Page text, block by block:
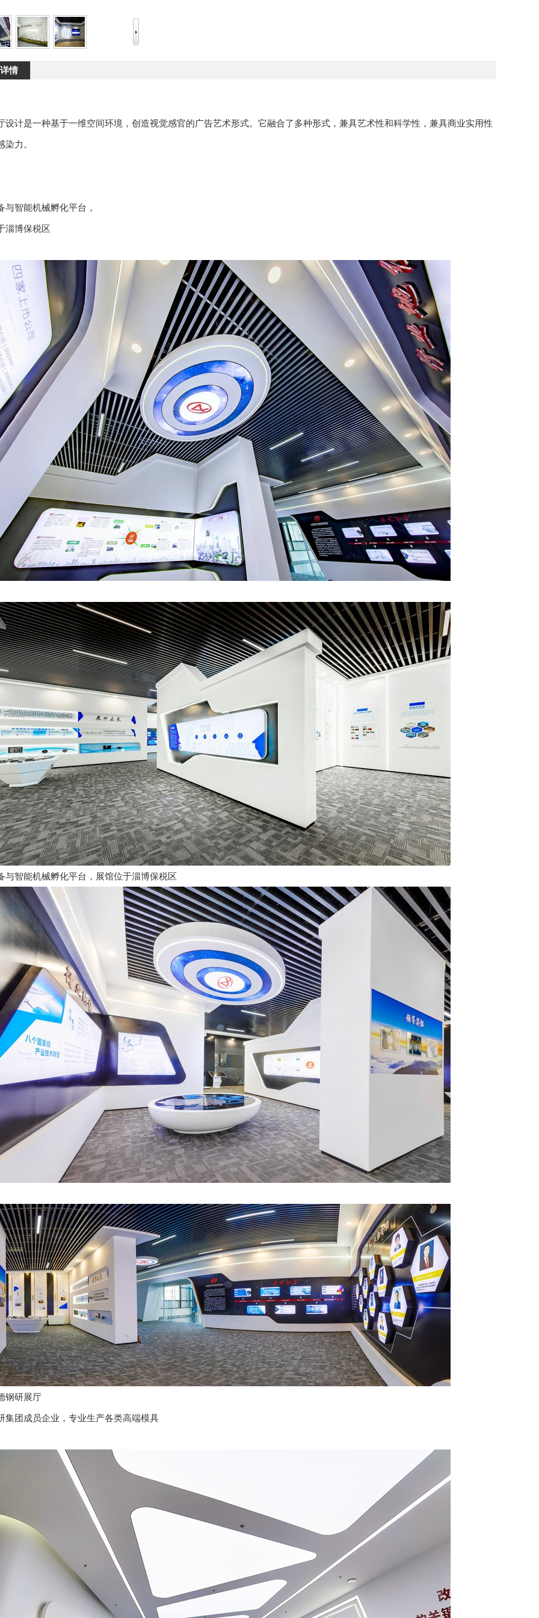
情
设计是一种基于一维空间环境，创造视觉感官的广告艺术形式。它融合了多种形式，兼具艺术性和科学性，兼具商业实用性
染力。
与智能机械孵化平台，
淄博保税区
与智能机械孵化平台，展馆位于淄博保税区
钢研展厅
集团成员企业，专业生产各类高端模具